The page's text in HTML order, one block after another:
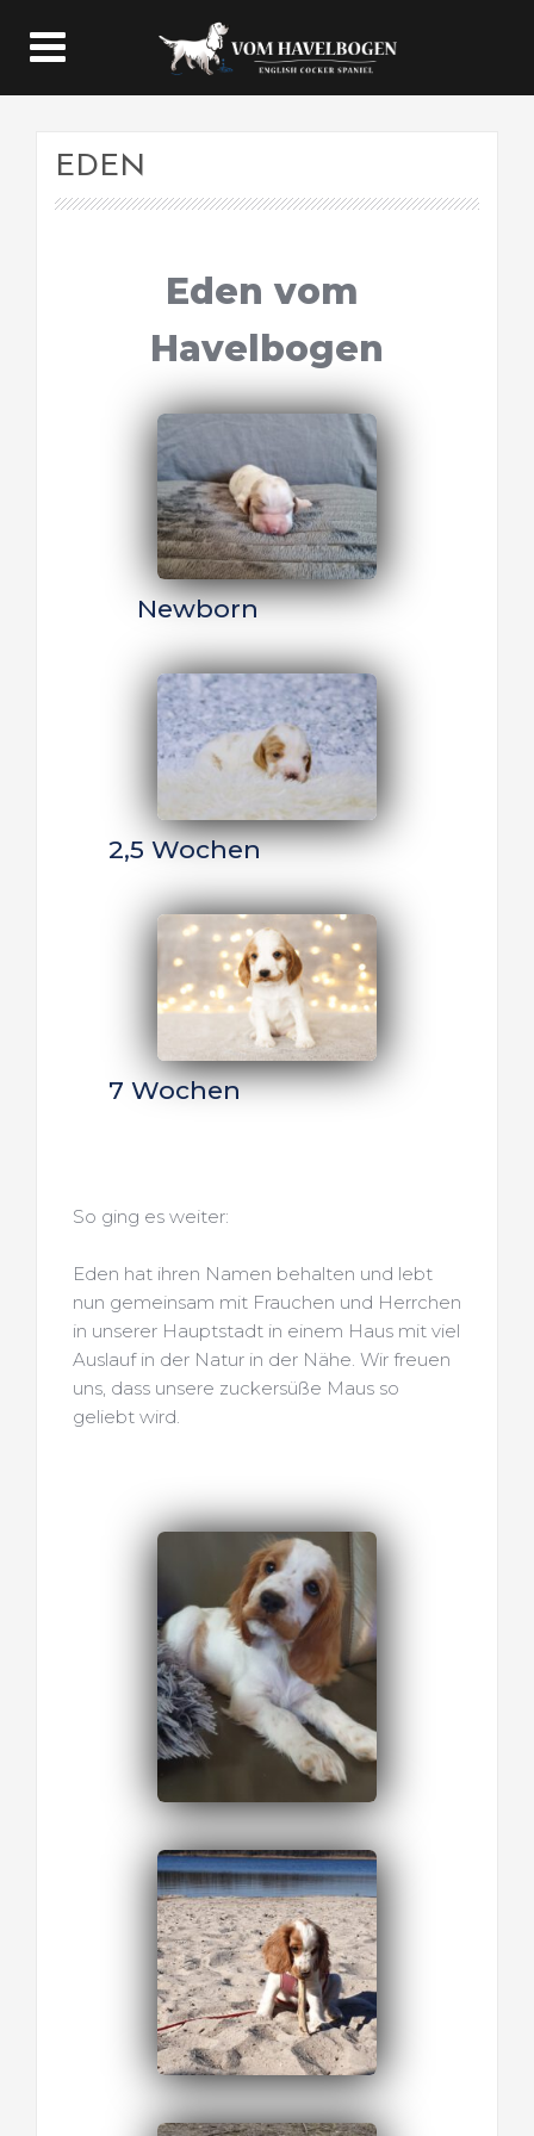
EDEN
Eden vom
Havelbogen
    Newborn
2,5 Wochen
7 Wochen
So ging es weiter:
Eden hat ihren Namen behalten und lebt
nun gemeinsam mit Frauchen und Herrchen
in unserer Hauptstadt in einem Haus mit viel
Auslauf in der Natur in der Nähe. Wir freuen
uns, dass unsere zuckersüße Maus so
geliebt wird.